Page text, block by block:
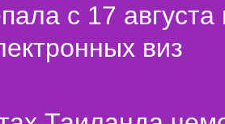
с 17 августа
виз